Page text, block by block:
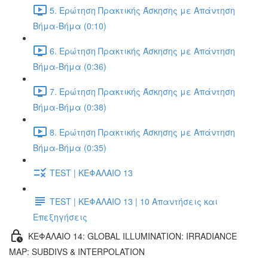
5. Ερώτηση Πρακτικής Άσκησης με Απάντηση
Βήμα-Βήμα (0:10)
6. Ερώτηση Πρακτικής Άσκησης με Απάντηση
Βήμα-Βήμα (0:36)
7. Ερώτηση Πρακτικής Άσκησης με Απάντηση
Βήμα-Βήμα (0:38)
8. Ερώτηση Πρακτικής Άσκησης με Απάντηση
Βήμα-Βήμα (0:35)
TEST | ΚΕΦΑΛΑΙΟ 13
TEST | ΚΕΦΑΛΑΙΟ 13 | 10 Απαντήσεις και
Επεξηγήσεις
ΚΕΦΑΛΑΙΟ 14: GLOBAL ILLUMINATION: IRRADIANCE
MAP: SUBDIVS & INTERPOLATION